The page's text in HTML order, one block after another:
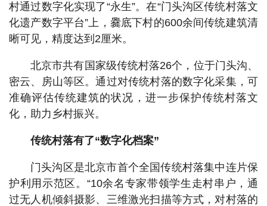
村通过数字化实现了“永生”。在“门头沟区传统村落文
化遗产数字平台”上，爨底下村的600余间传统建筑清
晰可见，精度达到2厘米。
北京市共有国家级传统村落26个，位于门头沟、
密云、房山等区。通过对传统村落的数字化采集，可
准确评估传统建筑的状况，进一步保护传统村落文
化，助力乡村振兴。
传统村落有了“数字化档案”
门头沟区是北京市首个全国传统村落集中连片保
护利用示范区。“10余名专家带领学生走村串户，通
过无人机倾斜摄影、三维激光扫描等方式，对村落的